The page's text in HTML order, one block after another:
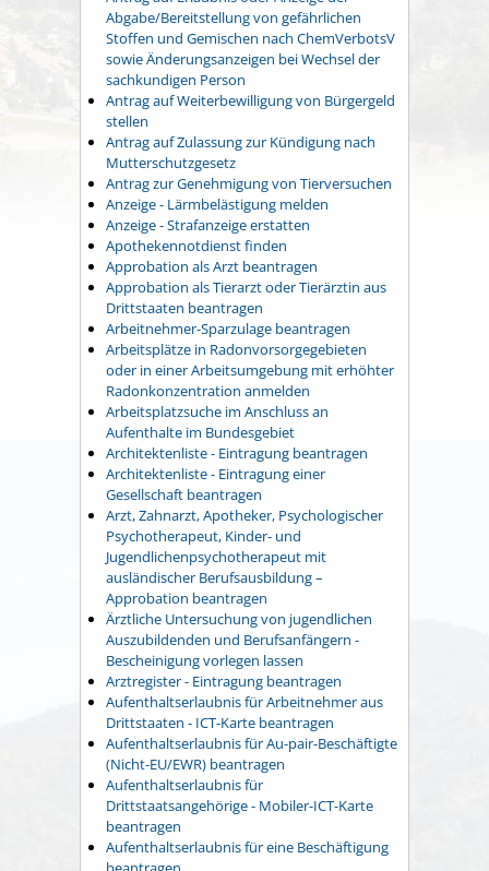
Abgabe/Bereitstellung von gefährlichen
Stoffen und Gemischen nach ChemVerbotsV
sowie Änderungsanzeigen bei Wechsel der
sachkundigen Person
Antrag auf Weiterbewilligung von Bürgergeld
stellen
Antrag auf Zulassung zur Kündigung nach
Mutterschutzgesetz
Antrag zur Genehmigung von Tierversuchen
Anzeige - Lärmbelästigung melden
Anzeige - Strafanzeige erstatten
Apothekennotdienst finden
Approbation als Arzt beantragen
Approbation als Tierarzt oder Tierärztin aus
Drittstaaten beantragen
Arbeitnehmer-Sparzulage beantragen
Arbeitsplätze in Radonvorsorgegebieten
oder in einer Arbeitsumgebung mit erhöhter
Radonkonzentration anmelden
Arbeitsplatzsuche im Anschluss an
Aufenthalte im Bundesgebiet
Architektenliste - Eintragung beantragen
Architektenliste - Eintragung einer
Gesellschaft beantragen
Arzt, Zahnarzt, Apotheker, Psychologischer
Psychotherapeut, Kinder- und
Jugendlichenpsychotherapeut mit
ausländischer Berufsausbildung –
Approbation beantragen
Ärztliche Untersuchung von jugendlichen
Auszubildenden und Berufsanfängern -
Bescheinigung vorlegen lassen
Arztregister - Eintragung beantragen
Aufenthaltserlaubnis für Arbeitnehmer aus
Drittstaaten - ICT-Karte beantragen
Aufenthaltserlaubnis für Au-pair-Beschäftigte
(Nicht-EU/EWR) beantragen
Aufenthaltserlaubnis für
Drittstaatsangehörige - Mobiler-ICT-Karte
beantragen
Aufenthaltserlaubnis für eine Beschäftigung